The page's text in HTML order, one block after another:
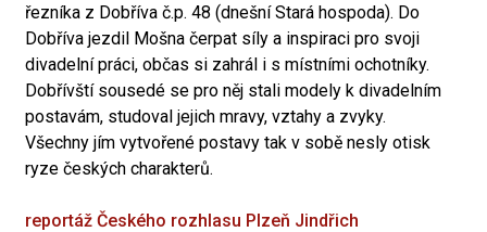
řezníka z Dobříva č.p. 48 (dnešní Stará hospoda). Do
Dobříva jezdil Mošna čerpat síly a inspiraci pro svoji
divadelní práci, občas si zahrál i s místními ochotníky.
Dobřívští sousedé se pro něj stali modely k divadelním
postavám, studoval jejich mravy, vztahy a zvyky.
Všechny jím vytvořené postavy tak v sobě nesly otisk
ryze českých charakterů.
reportáž Českého rozhlasu Plzeň Jindřich